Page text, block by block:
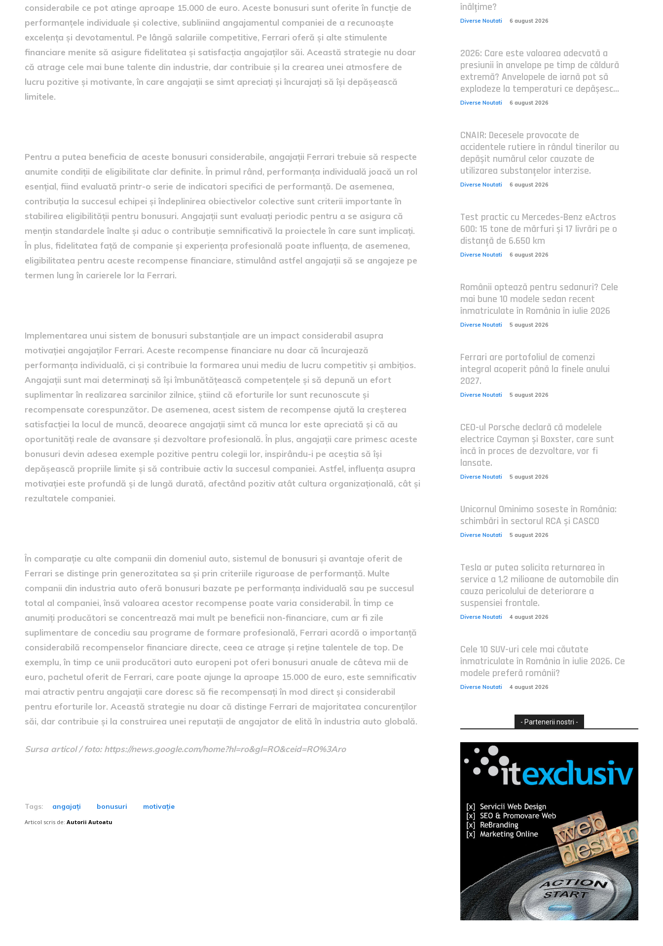
considerabile ce pot atinge aproape 15.000 de euro. Aceste bonusuri sunt oferite în funcție de
performanțele individuale și colective, subliniind angajamentul companiei de a recunoaște
excelența și devotamentul. Pe lângă salariile competitive, Ferrari oferă și alte stimulente
financiare menite să asigure fidelitatea și satisfacția angajaților săi. Această strategie nu doar
că atrage cele mai bune talente din industrie, dar contribuie și la crearea unei atmosfere de
lucru pozitive și motivante, în care angajații se simt apreciați și încurajați să își depășească
limitele.
Pentru a putea beneficia de aceste bonusuri considerabile, angajații Ferrari trebuie să respecte
anumite condiții de eligibilitate clar definite. În primul rând, performanța individuală joacă un rol
esențial, fiind evaluată printr-o serie de indicatori specifici de performanță. De asemenea,
contribuția la succesul echipei și îndeplinirea obiectivelor colective sunt criterii importante în
stabilirea eligibilității pentru bonusuri. Angajații sunt evaluați periodic pentru a se asigura că
mențin standardele înalte și aduc o contribuție semnificativă la proiectele în care sunt implicați.
În plus, fidelitatea față de companie și experiența profesională poate influența, de asemenea,
eligibilitatea pentru aceste recompense financiare, stimulând astfel angajații să se angajeze pe
termen lung în carierele lor la Ferrari.
Implementarea unui sistem de bonusuri substanțiale are un impact considerabil asupra
motivației angajaților Ferrari. Aceste recompense financiare nu doar că încurajează
performanța individuală, ci și contribuie la formarea unui mediu de lucru competitiv și ambițios.
Angajații sunt mai determinați să își îmbunătățească competențele și să depună un efort
suplimentar în realizarea sarcinilor zilnice, știind că eforturile lor sunt recunoscute și
recompensate corespunzător. De asemenea, acest sistem de recompense ajută la creșterea
satisfacției la locul de muncă, deoarece angajații simt că munca lor este apreciată și că au
oportunități reale de avansare și dezvoltare profesională. În plus, angajații care primesc aceste
bonusuri devin adesea exemple pozitive pentru colegii lor, inspirându-i pe aceștia să își
depășească propriile limite și să contribuie activ la succesul companiei. Astfel, influența asupra
motivației este profundă și de lungă durată, afectând pozitiv atât cultura organizațională, cât și
rezultatele companiei.
În comparație cu alte companii din domeniul auto, sistemul de bonusuri și avantaje oferit de
Ferrari se distinge prin generozitatea sa și prin criteriile riguroase de performanță. Multe
companii din industria auto oferă bonusuri bazate pe performanța individuală sau pe succesul
total al companiei, însă valoarea acestor recompense poate varia considerabil. În timp ce
anumiți producători se concentrează mai mult pe beneficii non-financiare, cum ar fi zile
suplimentare de concediu sau programe de formare profesională, Ferrari acordă o importanță
considerabilă recompenselor financiare directe, ceea ce atrage și reține talentele de top. De
exemplu, în timp ce unii producători auto europeni pot oferi bonusuri anuale de câteva mii de
euro, pachetul oferit de Ferrari, care poate ajunge la aproape 15.000 de euro, este semnificativ
mai atractiv pentru angajații care doresc să fie recompensați în mod direct și considerabil
pentru eforturile lor. Această strategie nu doar că distinge Ferrari de majoritatea concurenților
săi, dar contribuie și la construirea unei reputații de angajator de elită în industria auto globală.
Sursa articol / foto: https://news.google.com/home?hl=ro&gl=RO&ceid=RO%3Aro
Tags: angajați bonusuri motivație
Articol scris de: Autorii Autoatu
înălțime?
Diverse Noutati 6 august 2026
2026: Care este valoarea adecvată a
presiunii în anvelope pe timp de căldură
extremă? Anvelopele de iarnă pot să
explodeze la temperaturi ce depășesc...
Diverse Noutati 6 august 2026
CNAIR: Decesele provocate de
accidentele rutiere în rândul tinerilor au
depășit numărul celor cauzate de
utilizarea substanțelor interzise.
Diverse Noutati 6 august 2026
Test practic cu Mercedes-Benz eActros
600: 15 tone de mărfuri și 17 livrări pe o
distanță de 6.650 km
Diverse Noutati 6 august 2026
Românii optează pentru sedanuri? Cele
mai bune 10 modele sedan recent
înmatriculate în România în iulie 2026
Diverse Noutati 5 august 2026
Ferrari are portofoliul de comenzi
integral acoperit până la finele anului
2027.
Diverse Noutati 5 august 2026
CEO-ul Porsche declară că modelele
electrice Cayman și Boxster, care sunt
încă în proces de dezvoltare, vor fi
lansate.
Diverse Noutati 5 august 2026
Unicornul Ominimo soseste în România:
schimbări în sectorul RCA și CASCO
Diverse Noutati 5 august 2026
Tesla ar putea solicita returnarea în
service a 1,2 milioane de automobile din
cauza pericolului de deteriorare a
suspensiei frontale.
Diverse Noutati 4 august 2026
Cele 10 SUV-uri cele mai căutate
înmatriculate în România în iulie 2026. Ce
modele preferă românii?
Diverse Noutati 4 august 2026
- Partenerii nostri -